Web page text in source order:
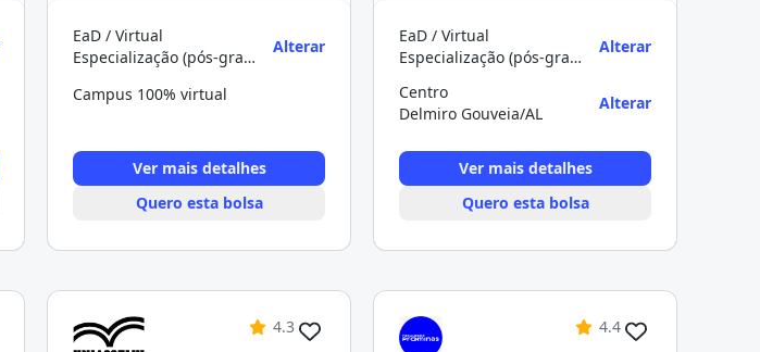
EaD / Virtual
Especialização (pós-graduação)
Alterar
Campus 100% virtual
Ver mais detalhes
Quero esta bolsa
EaD / Virtual
Especialização (pós-graduação)
Alterar
Centro
Delmiro Gouveia/AL
Alterar
Ver mais detalhes
Quero esta bolsa
4.3 4.4